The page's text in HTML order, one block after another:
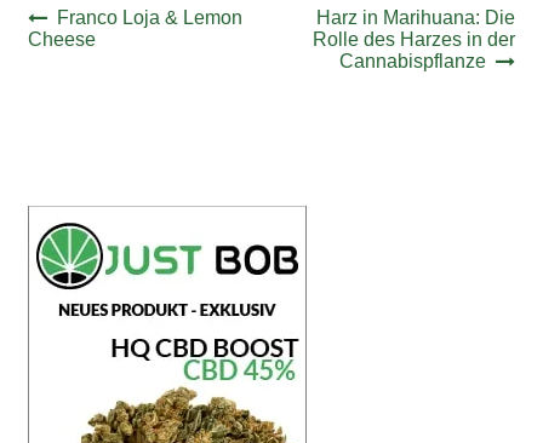
Beitrags-
Navigation
Vorheriger
Beitrag:
Franco Loja & Lemon
Cheese
Nächster
Beitrag:
Harz in Marihuana: Die
Rolle des Harzes in der
Cannabispflanze